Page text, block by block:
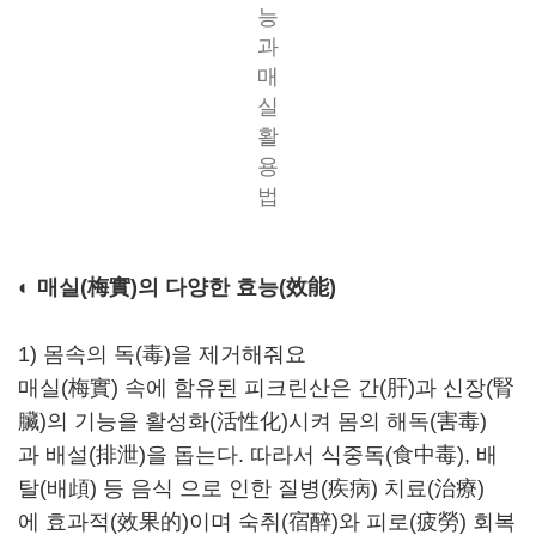
능
과
매
실
활
용
법
◐ 매실(梅實)의 다양한 효능(效能)
1) 몸속의 독(毒)을 제거해줘요
매실(梅實) 속에 함유된 피크린산은 간(肝)과 신장(腎
臟)의 기능을 활성화(活性化)시켜 몸의 해독(害毒)
과 배설(排泄)을 돕는다. 따라서 식중독(食中毒), 배
탈(배頉) 등 음식 으로 인한 질병(疾病) 치료(治療)
에 효과적(效果的)이며 숙취(宿醉)와 피로(疲勞) 회복